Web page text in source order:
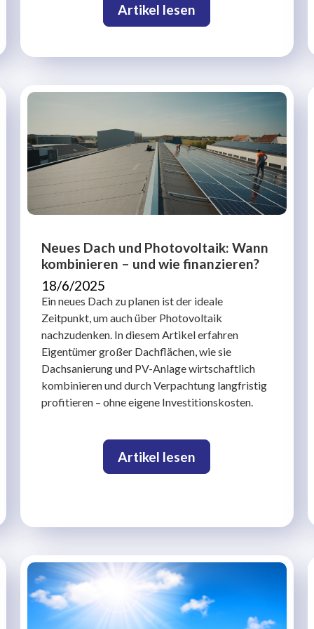
Artikel lesen
Neues Dach und Photovoltaik: Wann
kombinieren – und wie finanzieren?
18/6/2025
Ein neues Dach zu planen ist der ideale
Zeitpunkt, um auch über Photovoltaik
nachzudenken. In diesem Artikel erfahren
Eigentümer großer Dachflächen, wie sie
Dachsanierung und PV-Anlage wirtschaftlich
kombinieren und durch Verpachtung langfristig
profitieren – ohne eigene Investitionskosten.
Artikel lesen